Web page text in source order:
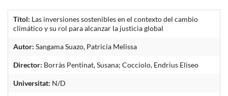
Títol: Las inversiones sostenibles en el contexto del cambio
climático y su rol para alcanzar la justicia global
Autor: Sangama Suazo, Patricia Melissa
Director: Borràs Pentinat, Susana; Cocciolo, Endrius Eliseo
Universitat: N/D